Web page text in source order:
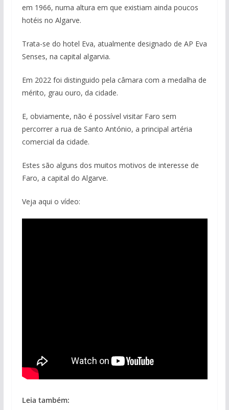
em 1966, numa altura em que existiam ainda poucos
hotéis no Algarve.
Trata-se do hotel Eva, atualmente designado de AP Eva
Senses, na capital algarvia.
Em 2022 foi distinguido pela câmara com a medalha de
mérito, grau ouro, da cidade.
E, obviamente, não é possível visitar Faro sem
percorrer a rua de Santo António, a principal artéria
comercial da cidade.
Estes são alguns dos muitos motivos de interesse de
Faro, a capital do Algarve.
Veja aqui o vídeo:
Leia também: